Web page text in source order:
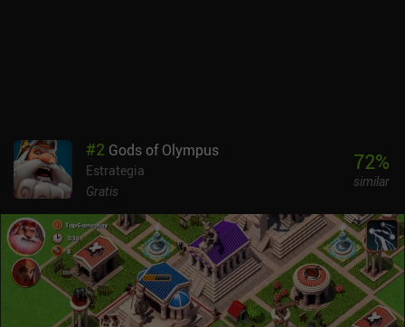
un montón de gacha pulls gratuitos.Aunque a algunos puede que
no les guste el nivel de RNG, a mí me pareció que creaba una
experiencia divertida e impredecible en la que nos vemos
obligados a crear estrategias sobre la marcha. Si te gustó Random
Dice, lo más probable es que te encante 33RD.
#2 Gods of Olympus
Estrategia
Gratis
72%
similar